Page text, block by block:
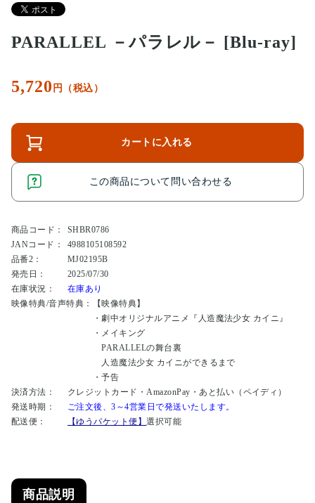
PARALLEL －パラレル－ [Blu-ray]
5,720 円（税込）
カートに入れる
この商品について問い合わせる
商品コード：
SHBR0786
JANコード：
4988105108592
品番2：
MJ02195B
発売日：
2025/07/30
在庫状況：
在庫あり
映像特典/音声特典：
【映像特典】
・劇中オリジナルアニメ『人造魔法少女 カイニ』
・メイキング
PARALLELの舞台裏
人造魔法少女 カイニができるまで
・予告
決済方法：
クレジットカード・AmazonPay・あと払い（ペイディ）
発送時期：
ご注文後、3～4営業日で発送いたします。
配送便：
【ゆうパケット便】選択可能
商品説明